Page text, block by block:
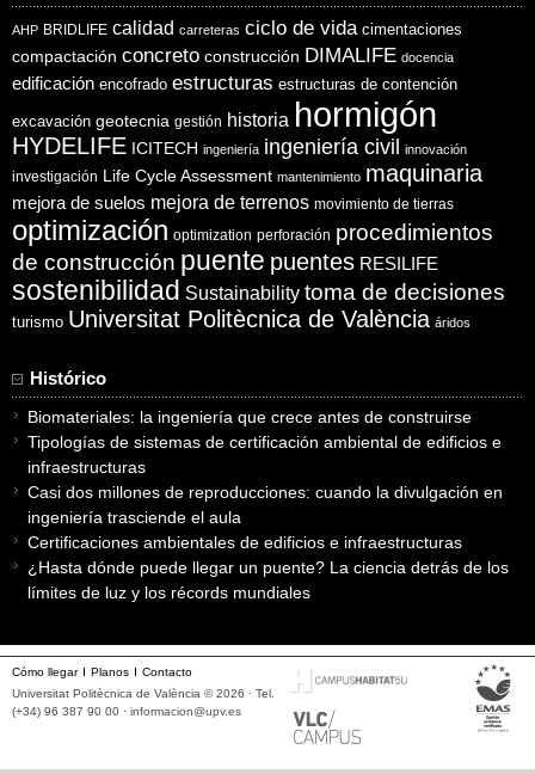
AHP BRIDLIFE calidad carreteras ciclo de vida cimentaciones
compactación concreto construcción DIMALIFE docencia
edificación encofrado estructuras estructuras de contención
excavación geotecnia gestión historia hormigón
HYDELIFE ICITECH ingeniería ingeniería civil innovación
investigación Life Cycle Assessment mantenimiento maquinaria
mejora de suelos mejora de terrenos movimiento de tierras
optimización optimization perforación procedimientos
de construcción puente puentes RESILIFE
sostenibilidad Sustainability toma de decisiones
turismo Universitat Politècnica de València áridos
Histórico
Biomateriales: la ingeniería que crece antes de construirse
Tipologías de sistemas de certificación ambiental de edificios e
infraestructuras
Casi dos millones de reproducciones: cuando la divulgación en
ingeniería trasciende el aula
Certificaciones ambientales de edificios e infraestructuras
¿Hasta dónde puede llegar un puente? La ciencia detrás de los
límites de luz y los récords mundiales
Cómo llegar Planos
Contacto
Universitat Politècnica de València © 2026 · Tel.
(+34) 96 387 90 00 · informacion@upv.es